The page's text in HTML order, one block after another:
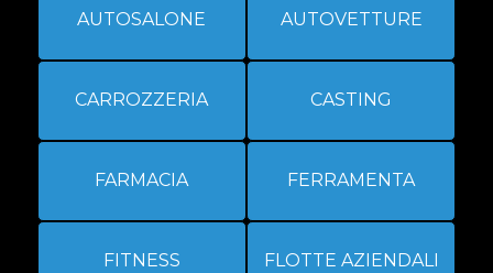
AUTOSALONE AUTOVETTURE
CARROZZERIA CASTING
FARMACIA FERRAMENTA
FITNESS FLOTTE AZIENDALI